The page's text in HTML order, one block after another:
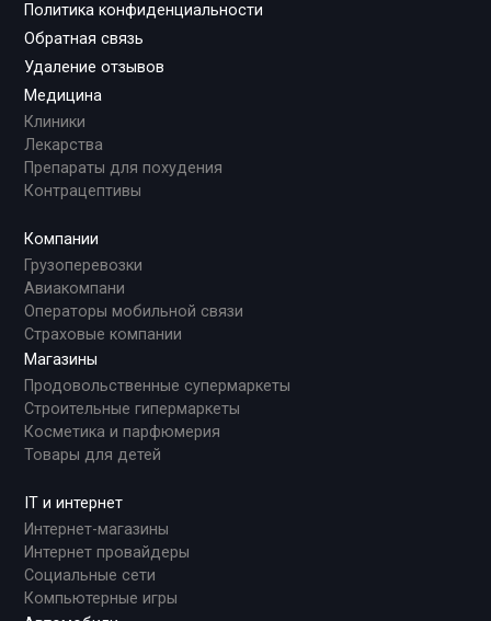
Политика конфиденциальности
Обратная связь
Удаление отзывов
Медицина
Клиники
Лекарства
Препараты для похудения
Контрацептивы
Компании
Грузоперевозки
Авиакомпани
Операторы мобильной связи
Страховые компании
Магазины
Продовольственные супермаркеты
Строительные гипермаркеты
Косметика и парфюмерия
Товары для детей
IT и интернет
Интернет-магазины
Интернет провайдеры
Социальные сети
Компьютерные игры